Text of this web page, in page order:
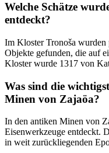
Welche Schätze
entdeckt?
Im Kloster Tronoša
Objekte gefunden, die auf
Kloster wurde 1317 von
Was sind die
Minen von Zajaöa?
In den antiken Minen von
Eisenwerkzeuge entdeckt.
in weit zurückliegenden